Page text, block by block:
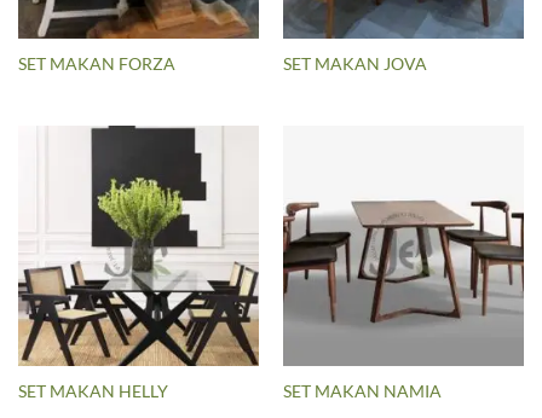
SET MAKAN FORZA SET MAKAN JOVA
SET MAKAN HELLY SET MAKAN NAMIA